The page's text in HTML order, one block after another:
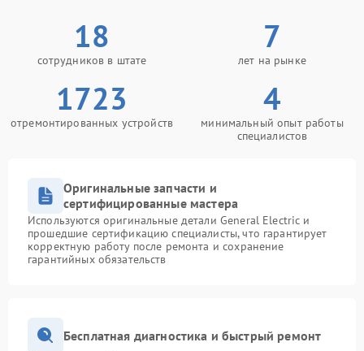
18
сотрудников в штате
7
лет на рынке
1723
отремонтированных устройств
4
минимальный опыт работы
специалистов
Оригинальные запчасти и
сертифицированные мастера
Используются оригинальные детали General Electric и
прошедшие сертификацию специалисты, что гарантирует
корректную работу после ремонта и сохранение
гарантийных обязательств
Бесплатная диагностика и быстрый ремонт